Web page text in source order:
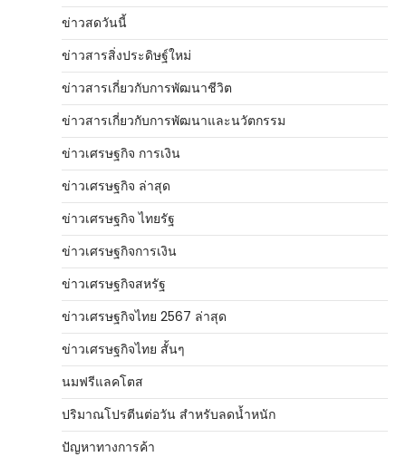
ข่าวสดวันนี้
ข่าวสารสิ่งประดิษฐ์ใหม่
ข่าวสารเกี่ยวกับการพัฒนาชีวิต
ข่าวสารเกี่ยวกับการพัฒนาและนวัตกรรม
ข่าวเศรษฐกิจ การเงิน
ข่าวเศรษฐกิจ ล่าสุด
ข่าวเศรษฐกิจ ไทยรัฐ
ข่าวเศรษฐกิจการเงิน
ข่าวเศรษฐกิจสหรัฐ
ข่าวเศรษฐกิจไทย 2567 ล่าสุด
ข่าวเศรษฐกิจไทย สั้นๆ
นมฟรีแลคโตส
ปริมาณโปรตีนต่อวัน สำหรับลดน้ำหนัก
ปัญหาทางการค้า